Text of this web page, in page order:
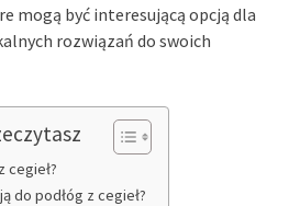
mogą być interesującą opcją dla
rozwiązań do swoich
cegieł?
do podłóg z cegieł?